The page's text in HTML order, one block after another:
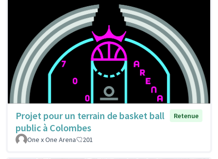
Projet pour un terrain de basket ball
public à Colombes
Retenue
One x One Arena 201